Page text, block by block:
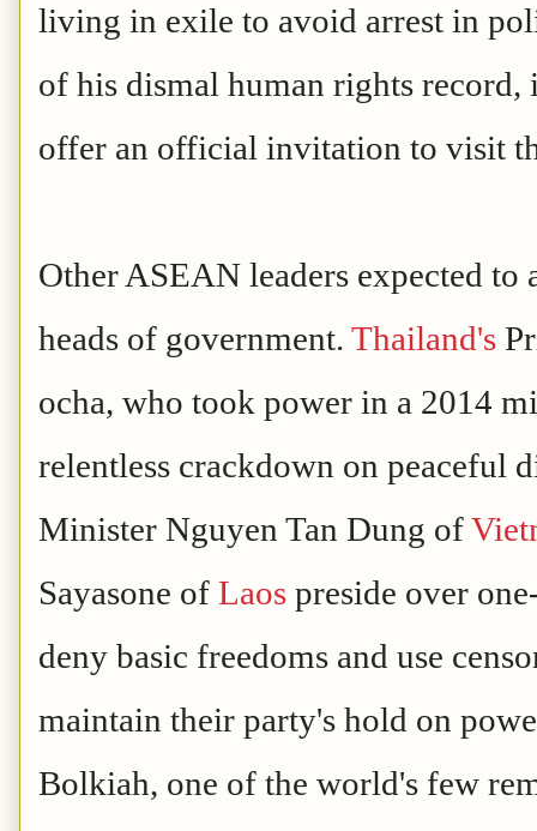
living in exile to avoid arrest in
of his dismal human rights
offer an official invitation to visit
Other ASEAN leaders expected
heads of government. Thailand's
ocha, who took power in a 2014
relentless crackdown on peaceful
Minister Nguyen Tan Dung of
Sayasone of Laos preside over
deny basic freedoms and use
maintain their party's hold on
Bolkiah, one of the world's few